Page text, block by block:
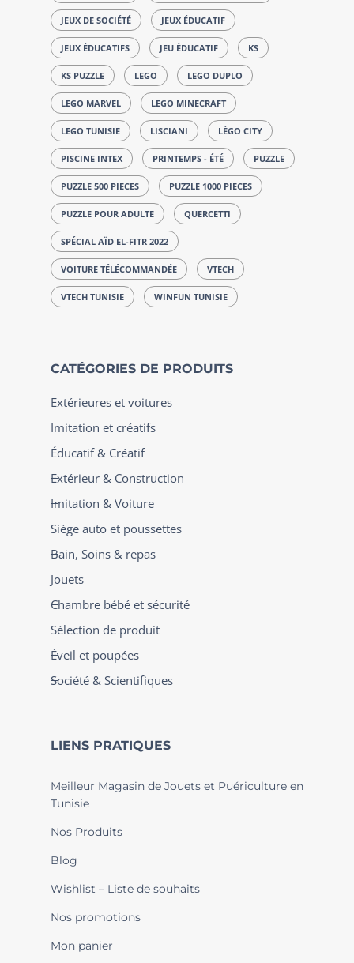
JEUX DE SOCIÉTÉ JEUX ÉDUCATIF
JEUX ÉDUCATIFS JEU ÉDUCATIF KS
KS PUZZLE LEGO LEGO DUPLO
LEGO MARVEL LEGO MINECRAFT
LEGO TUNISIE LISCIANI LÉGO CITY
PISCINE INTEX PRINTEMPS - ÉTÉ PUZZLE
PUZZLE 500 PIECES PUZZLE 1000 PIECES
PUZZLE POUR ADULTE QUERCETTI
SPÉCIAL AÏD EL-FITR 2022
VOITURE TÉLÉCOMMANDÉE VTECH
VTECH TUNISIE WINFUN TUNISIE
CATÉGORIES DE PRODUITS
Extérieures et voitures
Imitation et créatifs
Éducatif & Créatif
Extérieur & Construction
Imitation & Voiture
Siège auto et poussettes
Bain, Soins & repas
Jouets
Chambre bébé et sécurité
Sélection de produit
Éveil et poupées
Société & Scientifiques
LIENS PRATIQUES
Meilleur Magasin de Jouets et Puériculture en
Tunisie
Nos Produits
Blog
Wishlist – Liste de souhaits
Nos promotions
Mon panier